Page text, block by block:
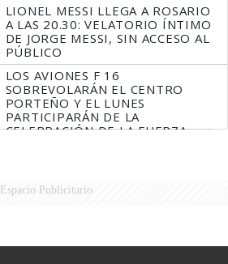
LIONEL MESSI LLEGA A ROSARIO
A LAS 20.30: VELATORIO ÍNTIMO
DE JORGE MESSI, SIN ACCESO AL
PÚBLICO
LOS AVIONES F 16
SOBREVOLARÁN EL CENTRO
PORTEÑO Y EL LUNES
PARTICIPARÁN DE LA
CELEBRACIÓN DE LA FUERZA
Espacio Publicitario